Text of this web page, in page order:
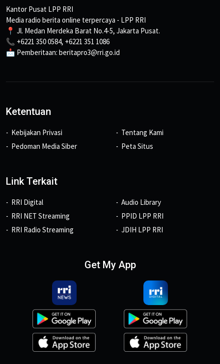
Kantor Pusat LPP RRI
Media radio berita online terpercaya - LPP RRI
📍 Jl. Medan Merdeka Barat No.4-5, Jakarta Pusat.
📞 +6221 350 0584, +6221 351 1086
📩 Pemberitaan: beritapro3@rri.go.id
Ketentuan
Kebijakan Privasi
Pedoman Media Siber
Tentang Kami
Peta Situs
Link Terkait
RRI Digital
RRI NET Streaming
RRI Radio Streaming
Audio Library
PPID LPP RRI
JDIH LPP RRI
Get My App